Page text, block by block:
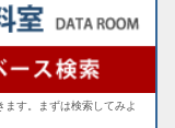
す。まずは検索してみよ